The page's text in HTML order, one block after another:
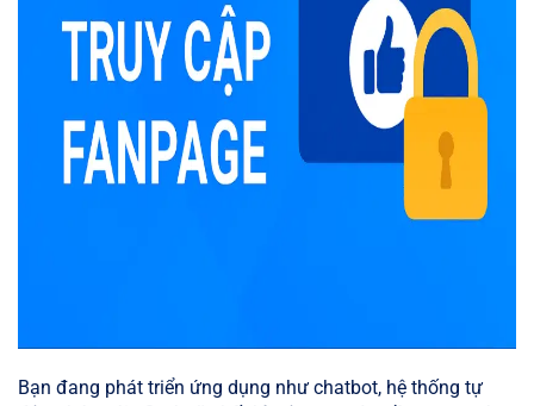
Bạn đang phát triển ứng dụng như chatbot, hệ thống tự